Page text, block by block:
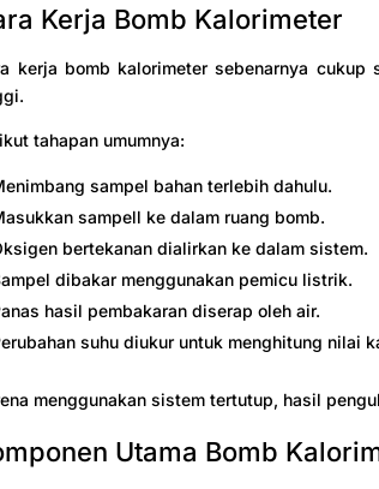
Kerja Bomb Kalorimeter
kerja bomb kalorimeter sebenarnya cukup
tahapan umumnya:
sampel bahan terlebih dahulu.
sampell ke dalam ruang bomb.
bertekanan dialirkan ke dalam sistem.
dibakar menggunakan pemicu listrik.
hasil pembakaran diserap oleh air.
suhu diukur untuk menghitung nilai
menggunakan sistem tertutup, hasil
Utama Bomb